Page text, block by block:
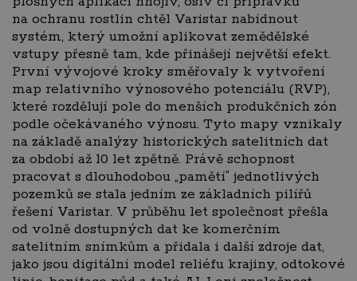
na ochranu rostlin chtěl Varistar nabídnout
systém, který umožní aplikovat zemědělské
vstupy přesně tam, kde přinášejí největší efekt.
První vývojové kroky směřovaly k vytvoření
map relativního výnosového potenciálu (RVP),
které rozdělují pole do menších produkčních zón
podle očekávaného výnosu. Tyto mapy vznikaly
na základě analýzy historických satelitních dat
za období až 10 let zpětně. Právě schopnost
pracovat s dlouhodobou „pamětí“ jednotlivých
pozemků se stala jedním ze základních pilířů
řešení Varistar. V průběhu let společnost přešla
od volně dostupných dat ke komerčním
satelitním snímkům a přidala i další zdroje dat,
jako jsou digitální model reliéfu krajiny, odtokové